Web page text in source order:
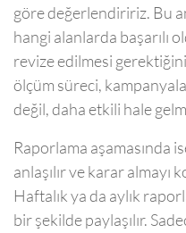
göre değerlendiririz. Bu
hangi alanlarda başarılı
revize edilmesi
ölçüm süreci,
değil, daha etkili hale
Raporlama aşamasında
anlaşılır ve karar
Haftalık ya da aylık
bir şekilde paylaşılır.